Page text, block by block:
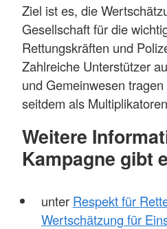
Ziel ist es, die
Gesellschaft für die
Rettungskräften und
Zahlreiche Unterstützer
und Gemeinwesen
seitdem als
Weitere
Kampagne gibt
unter Respekt für
Wertschätzung für